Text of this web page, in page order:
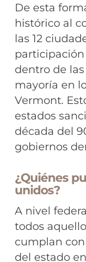
De esta
histórico al
las 12
dentro de
mayoría en
Vermont.
estados
década del
gobiernos
¿Quiénes
unidos?
A nivel
todos
cumplan
del estado